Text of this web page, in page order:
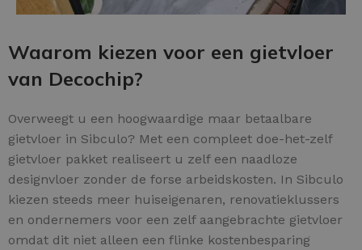
Waarom kiezen voor een gietvloer
van Decochip?
Overweegt u een hoogwaardige maar betaalbare
gietvloer in Sibculo? Met een compleet doe-het-zelf
gietvloer pakket realiseert u zelf een naadloze
designvloer zonder de forse arbeidskosten. In Sibculo
kiezen steeds meer huiseigenaren, renovatieklussers
en ondernemers voor een zelf aangebrachte gietvloer
omdat dit niet alleen een flinke kostenbesparing